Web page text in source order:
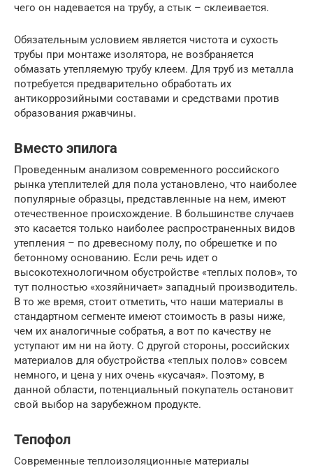
чего он надевается на трубу, а стык – склеивается.
Обязательным условием является чистота и сухость
трубы при монтаже изолятора, не возбраняется
обмазать утепляемую трубу клеем. Для труб из металла
потребуется предварительно обработать их
антикоррозийными составами и средствами против
образования ржавчины.
Вместо эпилога
Проведенным анализом современного российского
рынка утеплителей для пола установлено, что наиболее
популярные образцы, представленные на нем, имеют
отечественное происхождение. В большинстве случаев
это касается только наиболее распространенных видов
утепления – по древесному полу, по обрешетке и по
бетонному основанию. Если речь идет о
высокотехнологичном обустройстве «теплых полов», то
тут полностью «хозяйничает» западный производитель.
В то же время, стоит отметить, что наши материалы в
стандартном сегменте имеют стоимость в разы ниже,
чем их аналогичные собратья, а вот по качеству не
уступают им ни на йоту. С другой стороны, российских
материалов для обустройства «теплых полов» совсем
немного, и цена у них очень «кусачая». Поэтому, в
данной области, потенциальный покупатель остановит
свой выбор на зарубежном продукте.
Тепофол
Современные теплоизоляционные материалы